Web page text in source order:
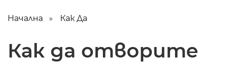
Начална Как Да
Как да отворите